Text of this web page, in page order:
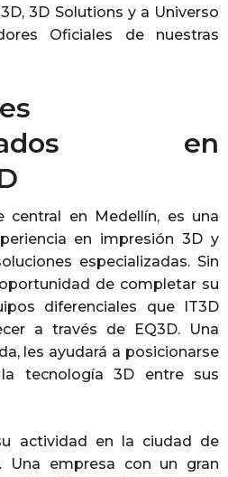
3D Solutions y a Universo
Oficiales de nuestras
en
central en Medellín, es una
en impresión 3D y
especializadas. Sin
de completar su
diferenciales que IT3D
a través de EQ3D. Una
les ayudará a posicionarse
tecnología 3D entre sus
actividad en la ciudad de
Una empresa con un gran